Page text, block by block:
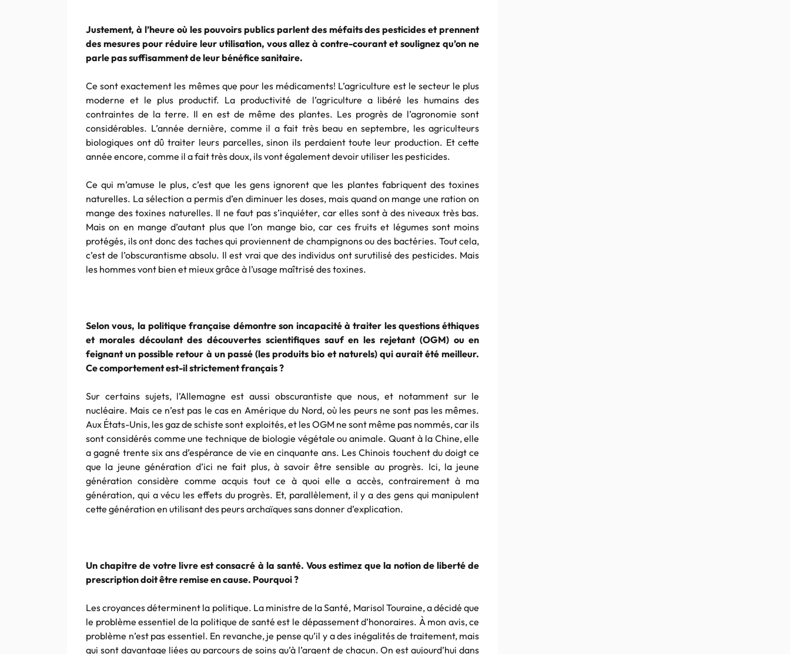
Justement, à l’heure où les pouvoirs publics parlent des méfaits des pesticides et prennent
des mesures pour réduire leur utilisation, vous allez à contre-courant et soulignez qu’on ne
parle pas suffisamment de leur bénéfice sanitaire.
Ce sont exactement les mêmes que pour les médicaments! L’agriculture est le secteur le plus
moderne et le plus productif. La productivité de l’agriculture a libéré les humains des
contraintes de la terre. Il en est de même des plantes. Les progrès de l’agronomie sont
considérables. L’année dernière, comme il a fait très beau en septembre, les agriculteurs
biologiques ont dû traiter leurs parcelles, sinon ils perdaient toute leur production. Et cette
année encore, comme il a fait très doux, ils vont également devoir utiliser les pesticides.
Ce qui m’amuse le plus, c’est que les gens ignorent que les plantes fabriquent des toxines
naturelles. La sélection a permis d’en diminuer les doses, mais quand on mange une ration on
mange des toxines naturelles. Il ne faut pas s’inquiéter, car elles sont à des niveaux très bas.
Mais on en mange d’autant plus que l’on mange bio, car ces fruits et légumes sont moins
protégés, ils ont donc des taches qui proviennent de champignons ou des bactéries. Tout cela,
c’est de l’obscurantisme absolu. Il est vrai que des individus ont surutilisé des pesticides. Mais
les hommes vont bien et mieux grâce à l’usage maîtrisé des toxines.
Selon vous, la politique française démontre son incapacité à traiter les questions éthiques
et morales découlant des découvertes scientifiques sauf en les rejetant (OGM) ou en
feignant un possible retour à un passé (les produits bio et naturels) qui aurait été meilleur.
Ce comportement est-il strictement français ?
Sur certains sujets, l’Allemagne est aussi obscurantiste que nous, et notamment sur le
nucléaire. Mais ce n’est pas le cas en Amérique du Nord, où les peurs ne sont pas les mêmes.
Aux États-Unis, les gaz de schiste sont exploités, et les OGM ne sont même pas nommés, car ils
sont considérés comme une technique de biologie végétale ou animale. Quant à la Chine, elle
a gagné trente six ans d’espérance de vie en cinquante ans. Les Chinois touchent du doigt ce
que la jeune génération d’ici ne fait plus, à savoir être sensible au progrès. Ici, la jeune
génération considère comme acquis tout ce à quoi elle a accès, contrairement à ma
génération, qui a vécu les effets du progrès. Et, parallèlement, il y a des gens qui manipulent
cette génération en utilisant des peurs archaïques sans donner d’explication.
Un chapitre de votre livre est consacré à la santé. Vous estimez que la notion de liberté de
prescription doit être remise en cause. Pourquoi ?
Les croyances déterminent la politique. La ministre de la Santé, Marisol Touraine, a décidé que
le problème essentiel de la politique de santé est le dépassement d’honoraires. À mon avis, ce
problème n’est pas essentiel. En revanche, je pense qu’il y a des inégalités de traitement, mais
qui sont davantage liées au parcours de soins qu’à l’argent de chacun. On est aujourd’hui dans